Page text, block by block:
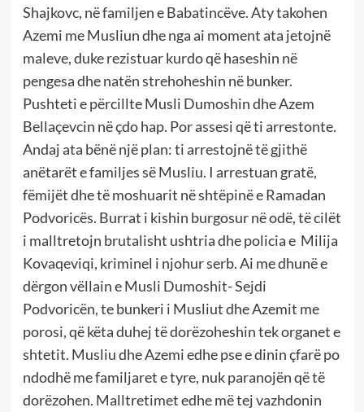
Shajkovc, në familjen e Babatincëve. Aty takohen
Azemi me Musliun dhe nga ai moment ata jetojnë
maleve, duke rezistuar kurdo që haseshin në
pengesa dhe natën strehoheshin në bunker.
Pushteti e përcillte Musli Dumoshin dhe Azem
Bellaçevcin në çdo hap. Por assesi që ti arrestonte.
Andaj ata bënë një plan: ti arrestojnë të gjithë
anëtarët e familjes së Musliu. I arrestuan gratë,
fëmijët dhe të moshuarit në shtëpinë e Ramadan
Podvoricës. Burrat i kishin burgosur në odë, të cilët
i malltretojn brutalisht ushtria dhe policia e Milija
Kovaqeviqi, kriminel i njohur serb. Ai me dhunë e
dërgon vëllain e Musli Dumoshit- Sejdi
Podvoricën, te bunkeri i Musliut dhe Azemit me
porosi, që këta duhej të dorëzoheshin tek organet e
shtetit. Musliu dhe Azemi edhe pse e dinin çfarë po
ndodhë me familjaret e tyre, nuk paranojën që të
dorëzohen. Malltretimet edhe më tej vazhdonin